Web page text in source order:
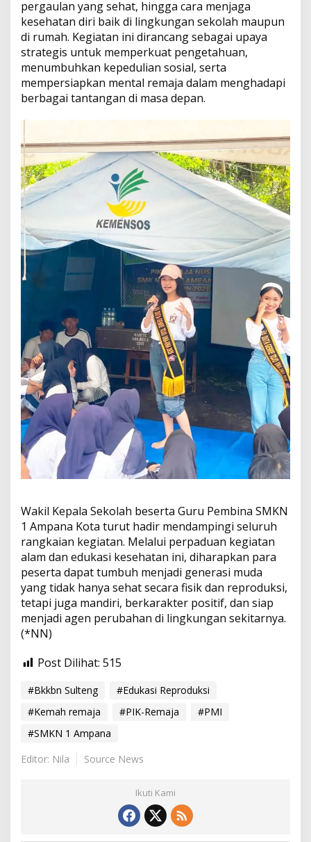
pergaulan yang sehat, hingga cara menjaga
kesehatan diri baik di lingkungan sekolah maupun
di rumah. Kegiatan ini dirancang sebagai upaya
strategis untuk memperkuat pengetahuan,
menumbuhkan kepedulian sosial, serta
mempersiapkan mental remaja dalam menghadapi
berbagai tantangan di masa depan.
Wakil Kepala Sekolah beserta Guru Pembina SMKN
1 Ampana Kota turut hadir mendampingi seluruh
rangkaian kegiatan. Melalui perpaduan kegiatan
alam dan edukasi kesehatan ini, diharapkan para
peserta dapat tumbuh menjadi generasi muda
yang tidak hanya sehat secara fisik dan reproduksi,
tetapi juga mandiri, berkarakter positif, dan siap
menjadi agen perubahan di lingkungan sekitarnya.
(*NN)
Post Dilihat: 515
#Bkkbn Sulteng
#Edukasi Reproduksi
#Kemah remaja
#PIK-Remaja
#PMI
#SMKN 1 Ampana
Editor: Nila
Source News
Ikuti Kami